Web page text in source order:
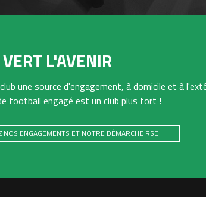
VERT L'AVENIR
une source d'engagement, à domicile et à
football engagé est un club plus fort !
NOS ENGAGEMENTS ET NOTRE DÉMARCHE RSE